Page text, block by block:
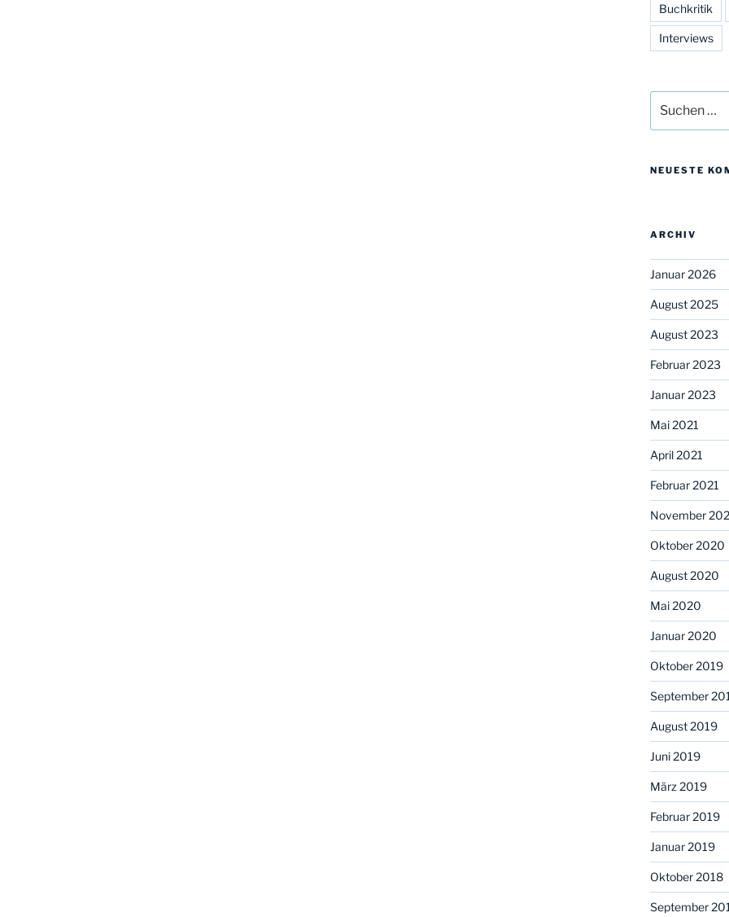
Buchkritik
Interviews
nach:
NEUESTE
ARCHIV
Januar 2026
August 2025
August 2023
Februar 2023
Januar 2023
Mai 2021
April 2021
Februar 2021
November
Oktober 2020
August 2020
Mai 2020
Januar 2020
Oktober 2019
September
August 2019
Juni 2019
März 2019
Februar 2019
Januar 2019
Oktober 2018
September